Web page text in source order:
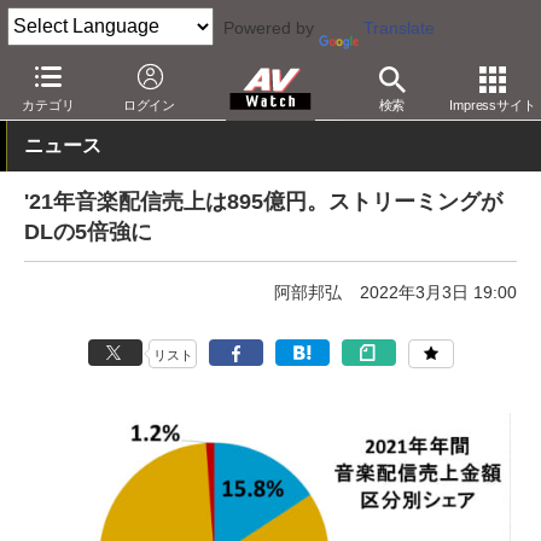
Powered by Translate
カテゴリ ログイン 検索 Impressサイト
AV Watch 動向 業界動向 統計/調査
ニュース
'21年音楽配信売上は895億円。ストリーミングが
DLの5倍強に
阿部邦弘 2022年3月3日 19:00
リスト